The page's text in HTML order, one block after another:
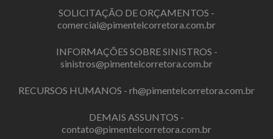
SOLICITAÇÃO DE ORÇAMENTOS -
comercial@pimentelcorretora.com.br
INFORMAÇÕES SOBRE SINISTROS -
sinistros@pimentelcorretora.com.br
RECURSOS HUMANOS - rh@pimentelcorretora.com.br
DEMAIS ASSUNTOS -
contato@pimentelcorretora.com.br